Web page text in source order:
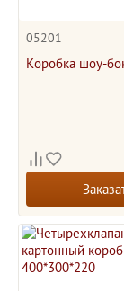
05201
Коробка шоу-